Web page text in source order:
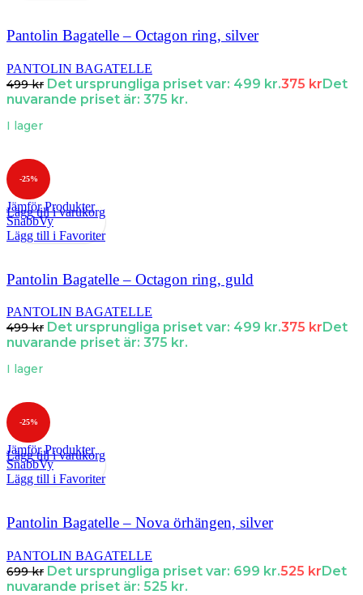
Pantolin Bagatelle – Octagon ring, silver
PANTOLIN BAGATELLE
499kr Det ursprungliga priset var: 499 kr.375 krDet
nuvarande priset är: 375 kr.
I lager
-25%
Jämför Produkter
SnabbVy
Lägg till i Favoriter
Lägg till i varukorg
Pantolin Bagatelle – Octagon ring, guld
PANTOLIN BAGATELLE
499kr Det ursprungliga priset var: 499 kr.375 kr Det
nuvarande priset är: 375 kr.
I lager
-25%
Jämför Produkter
SnabbVy
Lägg till i Favoriter
Lägg till i varukorg
Pantolin Bagatelle – Nova örhängen, silver
PANTOLIN BAGATELLE
699kr Det ursprungliga priset var: 699 kr.525 krDet
nuvarande priset är: 525 kr.